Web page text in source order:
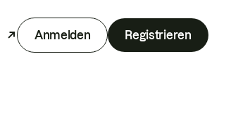
Anmelden Registrieren